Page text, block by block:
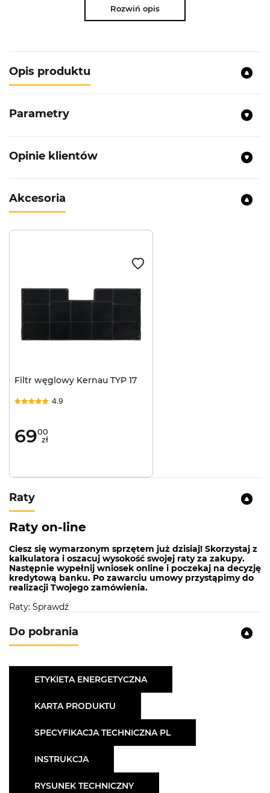
Rozwiń opis
Opis produktu
Parametry
Opinie klientów
Akcesoria
Filtr węglowy Kernau TYP 17
4.9
6900
zł
Raty
Raty on-line
Ciesz się wymarzonym sprzętem już dzisiaj! Skorzystaj z
kalkulatora i oszacuj wysokość swojej raty za zakupy.
Następnie wypełnij wniosek online i poczekaj na decyzję
kredytową banku. Po zawarciu umowy przystąpimy do
realizacji Twojego zamówienia.
Raty: Sprawdź
Do pobrania
ETYKIETA ENERGETYCZNA
KARTA PRODUKTU
SPECYFIKACJA TECHNICZNA PL
INSTRUKCJA
RYSUNEK TECHNICZNY